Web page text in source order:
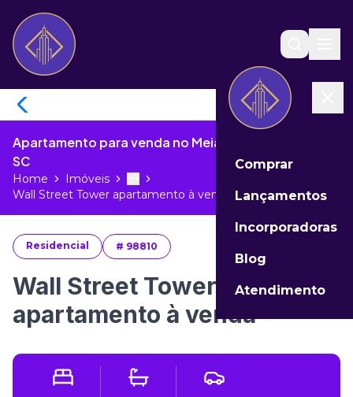
Comprar
Lançamentos
Incorporadoras
Blog
Atendimento
Apartamento para venda no Meia Praia de Itapema -
SC
Home Imóveis More
Toggle menu
Wall Street Tower apartamento à ven...
Residencial # 98810
Wall Street Tower
apartamento à venda